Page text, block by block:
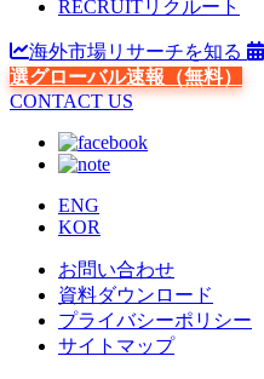
RECRUITリクルート
海外市場リサーチを知る
選グローバル速報（無料）
CONTACT US
ENG
KOR
お問い合わせ
資料ダウンロード
プライバシーポリシー
サイトマップ